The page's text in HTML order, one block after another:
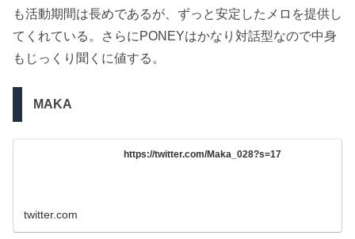
も活動期間は長めであるが、ずっと安定したメロを提供し
てくれている。さらにPONEYはかなり対話型なので中身
もじっくり聞くに値する。
MAKA
https://twitter.com/Maka_028?s=17
twitter.com